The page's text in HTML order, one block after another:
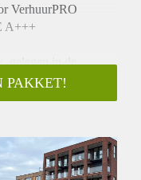
VerhuurPRO
A+++
gelegen in de
(medio )
GEBOUWDE
volledig afgewerkt
wanden- en (PVC)
PAKKET!